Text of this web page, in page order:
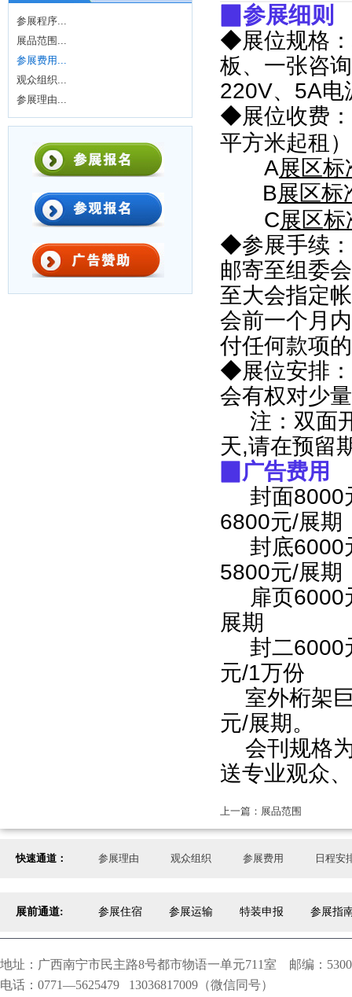
参展程序...
展品范围...
参展费用...
观众组织...
参展理由...
参展细则
◆展位规格：
板、一张咨
220V、 5A电
◆展位收费
平方米起租
A展区
B展区标
C展区
◆参展手续：
邮寄至组委
至大会指定
会前一个月
付任何款项
◆展位安排：
会有权对少
注： 双面
天,请在预留
广告费用
封面8000
6800元/展期
封底6000
5800元/展期
扉页6000
展期
封二6000
元/1万份
室外桁架
元/展期。
会刊规格
送专业观众
上一篇：展品范围
快速通道： 参展理由 观众组织 参展费用 日程安
展前通道: 参展住宿 参展运输 特装申报 参展指
地址：广西南宁市民主路8号都市物语一单元711室 邮编：
电话：0771—5625479 13036817009（微信同号）